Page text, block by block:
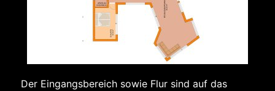
Der Eingangsbereich sowie Flur sind auf das